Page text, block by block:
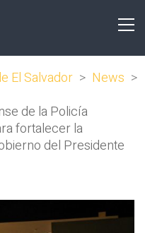
El Salvador > News >
de la Policía
fortalecer la
del Presidente